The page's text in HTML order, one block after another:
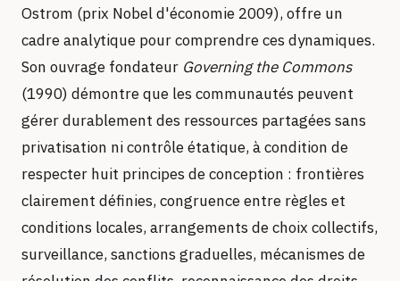
Ostrom (prix Nobel d'économie 2009), offre un
cadre analytique pour comprendre ces dynamiques.
Son ouvrage fondateur Governing the Commons
(1990) démontre que les communautés peuvent
gérer durablement des ressources partagées sans
privatisation ni contrôle étatique, à condition de
respecter huit principes de conception : frontières
clairement définies, congruence entre règles et
conditions locales, arrangements de choix collectifs,
surveillance, sanctions graduelles, mécanismes de